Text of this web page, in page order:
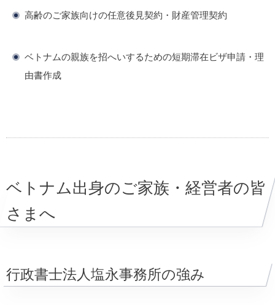
高齢のご家族向けの任意後見契約・財産管理契約
ベトナムの親族を招へいするための短期滞在ビザ申請・理
由書作成
ベトナム出身のご家族・経営者の皆
さまへ
行政書士法人塩永事務所の強み